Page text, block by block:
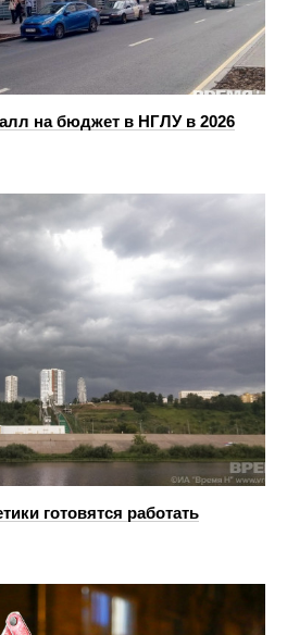
на бюджет в НГЛУ в 2026
готовятся работать